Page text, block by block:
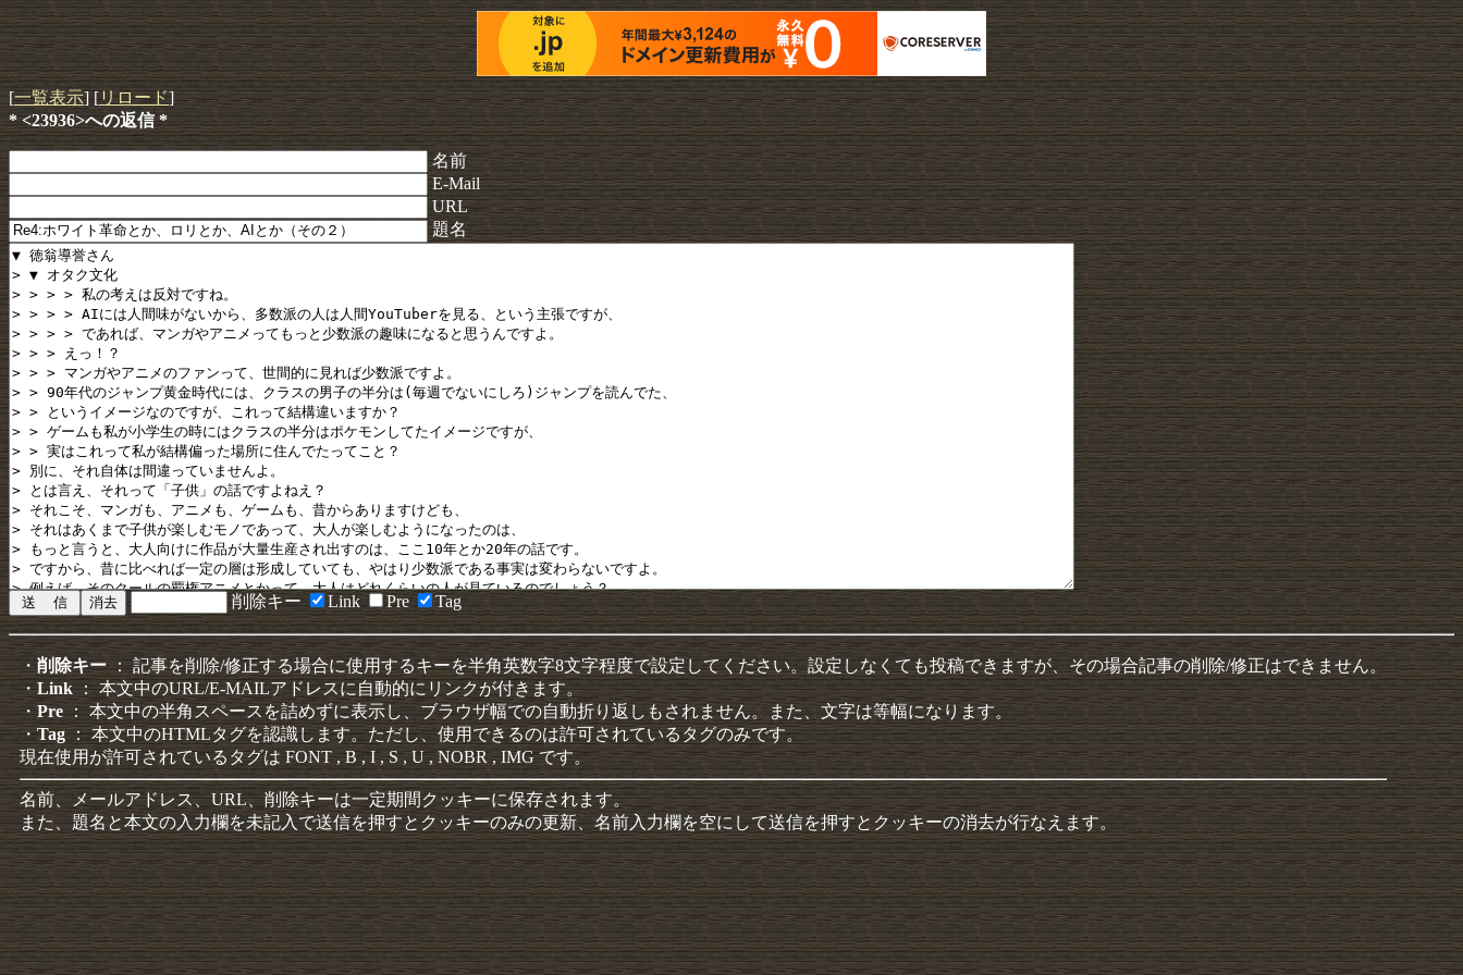
[一覧表示] [リロード]
* <23936>への返信 *
名前
E-Mail
URL
題名
削除キー Link Pre Tag
・ 削除キー： 記事を削除/修正する場合に使用するキーを半角英数字8文字程度で設定してください。設定しなくても投稿できますが、その場合記事の削除/修正はできません。
・Link： 本文中のURL/E-MAILアドレスに自動的にリンクが付きます。
・Pre ： 本文中の半角スペースを詰めずに表示し、ブラウザ幅での自動折り返しもされません。また、文字は等幅になります。
・Tag： 本文中のHTMLタグを認識します。ただし、使用できるのは許可されているタグのみです。
現在使用が許可されているタグは FONT , B , I , S , U , NOBR , IMG です。
名前、メールアドレス、URL、削除キーは一定期間クッキーに保存されます。
また、題名と本文の入力欄を未記入で送信を押すとクッキーのみの更新、名前入力欄を空にして送信を押すとクッキーの消去が行なえます。